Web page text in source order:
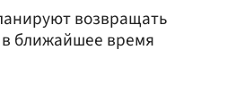
возвращать
ближайшее время